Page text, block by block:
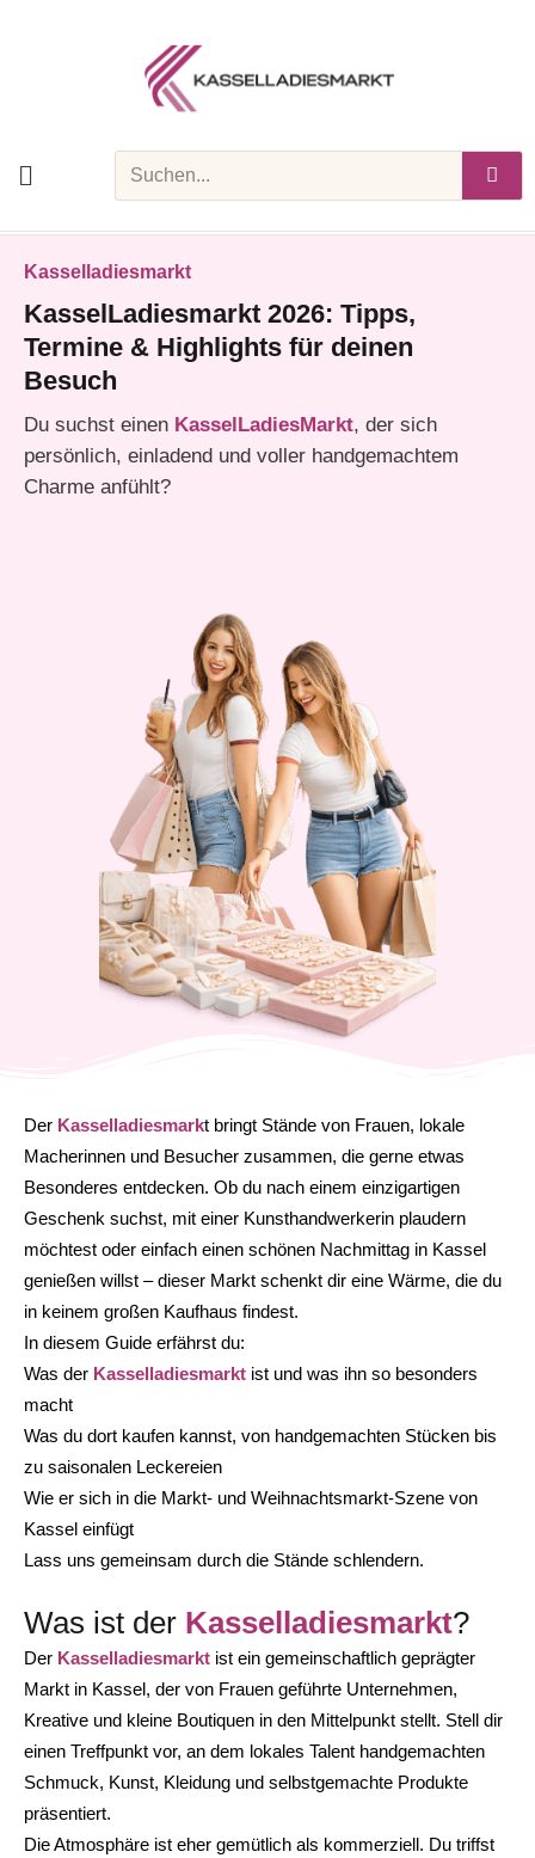
Kasselladiesmarkt
KasselLadiesmarkt 2026: Tipps,
Termine & Highlights für deinen
Besuch
Du suchst einen KasselLadiesMarkt, der sich
persönlich, einladend und voller handgemachtem
Charme anfühlt?
Der Kasselladiesmarkt bringt Stände von Frauen, lokale
Macherinnen und Besucher zusammen, die gerne etwas
Besonderes entdecken. Ob du nach einem einzigartigen
Geschenk suchst, mit einer Kunsthandwerkerin plaudern
möchtest oder einfach einen schönen Nachmittag in Kassel
genießen willst – dieser Markt schenkt dir eine Wärme, die du
in keinem großen Kaufhaus findest.
In diesem Guide erfährst du:
Was der Kasselladiesmarkt ist und was ihn so besonders
macht
Was du dort kaufen kannst, von handgemachten Stücken bis
zu saisonalen Leckereien
Wie er sich in die Markt- und Weihnachtsmarkt-Szene von
Kassel einfügt
Lass uns gemeinsam durch die Stände schlendern.
Was ist der Kasselladiesmarkt?
Der Kasselladiesmarkt ist ein gemeinschaftlich geprägter
Markt in Kassel, der von Frauen geführte Unternehmen,
Kreative und kleine Boutiquen in den Mittelpunkt stellt. Stell dir
einen Treffpunkt vor, an dem lokales Talent handgemachten
Schmuck, Kunst, Kleidung und selbstgemachte Produkte
präsentiert.
Die Atmosphäre ist eher gemütlich als kommerziell. Du triffst